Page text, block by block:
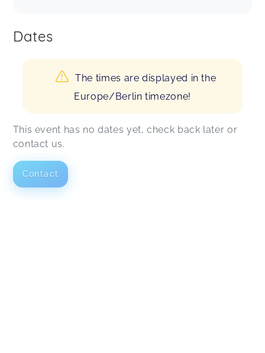
Dates
The times are displayed in the
Europe/Berlin timezone!
This event has no dates yet, check back later or
contact us.
Contact